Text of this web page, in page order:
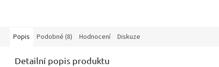
Popis Podobné (8) Hodnocení Diskuze
Detailní popis produktu